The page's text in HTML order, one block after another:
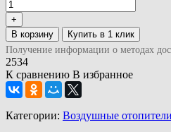
+
В корзину
Получение информации о методах
2534
К сравнению В избранное
Категории: Воздушные